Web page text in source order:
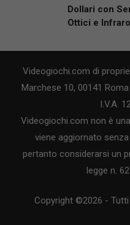
Dollari con
Ottici e
Videogiochi.com di
Marchese 10, 00141
I.V.A.
Videogiochi.com non è
viene aggiornato
pertanto considerarsi un
legge n.
Copyright ©2026 -